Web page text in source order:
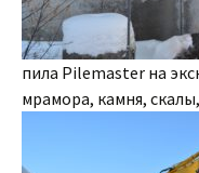
пила Pilemaster на
мрамора, камня,